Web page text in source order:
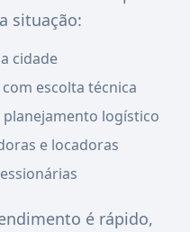
situação:
cidade
escolta técnica
logístico
e locadoras
é rápido,